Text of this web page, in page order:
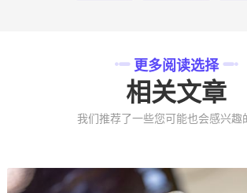
更多阅读选择
相关文章
我们推荐了一些您可能也会感兴趣